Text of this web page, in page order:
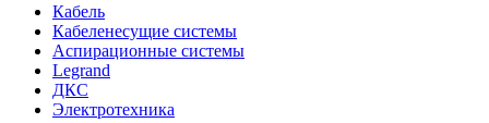
Кабель
Кабеленесущие системы
Аспирационные системы
Legrand
ДКС
Электротехника